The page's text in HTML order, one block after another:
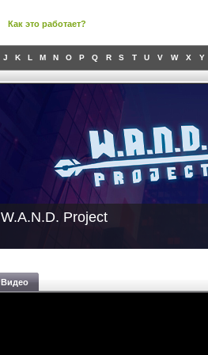
Как это работает?
J K L M N O P Q R S T U V W X Y
W.A.N.D. Project
Видео